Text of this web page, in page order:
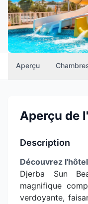
Aperçu
Aperçu de
Description
Découvrez
Djerba Sun
magnifique
verdoyante,